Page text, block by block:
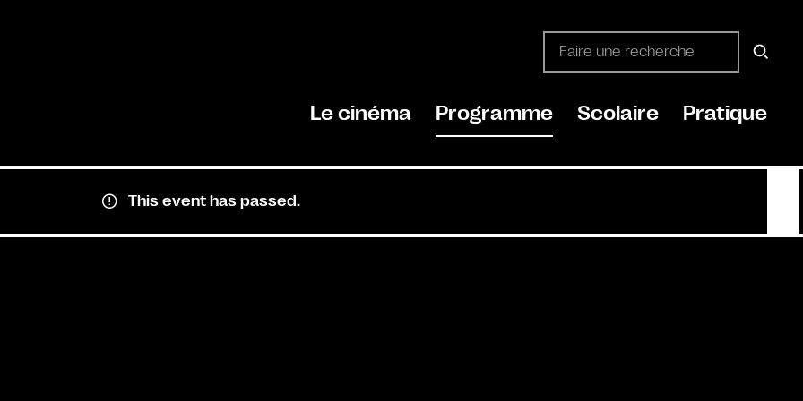
Le cinéma Programme Scolaire Pratique
This event has passed.